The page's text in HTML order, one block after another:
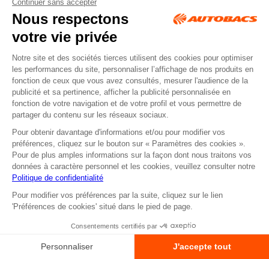
Types depneus SUVet pneus 4x4: tout-
terrain, route ou mixte
Pneus route: usage quotidien, excellent confort et
longévité .
Pneus tout-terrain: renforcés, robustes, adaptés aux
conditions extrêmes.
performance ,adhérenceet durabilité.
Pneus sport: tenue de route précise et performances de
freinagesupérieures.
Comment bien choisir sespneus SUV
?
Dimensions et compatibilité avec le véhicule ;